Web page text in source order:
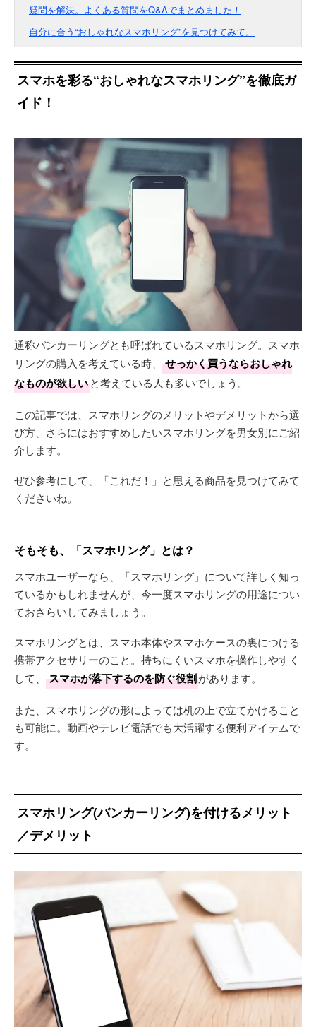
疑問を解決。よくある質問をQ&Aでまとめました！
自分に合う“おしゃれなスマホリング”を見つけてみて。
スマホを彩る“おしゃれなスマホリング”を徹底ガ
イド！
通称バンカーリングとも呼ばれているスマホリング。スマホ
リングの購入を考えている時、
せっかく買うならおしゃれ
なものが欲しいと考えている人も多いでしょう。
この記事では、スマホリングのメリットやデメリットから選
び方、さらにはおすすめしたいスマホリングを男女別にご紹
介します。
ぜひ参考にして、「これだ！」と思える商品を見つけてみて
くださいね。
そもそも、「スマホリング」とは？
スマホユーザーなら、「スマホリング」について詳しく知っ
ているかもしれませんが、今一度スマホリングの用途につい
ておさらいしてみましょう。
スマホリングとは、スマホ本体やスマホケースの裏につける
携帯アクセサリーのこと。持ちにくいスマホを操作しやすく
して、
スマホが落下するのを防ぐ役割があります。
また、スマホリングの形によっては机の上で立てかけること
も可能に。動画やテレビ電話でも大活躍する便利アイテムで
す。
スマホリング(バンカーリング)を付けるメリット
／デメリット